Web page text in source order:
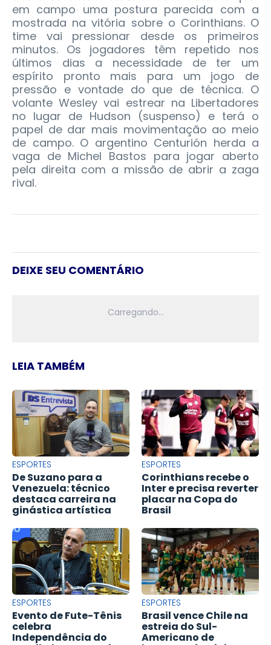
em campo uma postura parecida com a
mostrada na vitória sobre o Corinthians. O
time vai pressionar desde os primeiros
minutos. Os jogadores têm repetido nos
últimos dias a necessidade de ter um
espírito pronto mais para um jogo de
pressão e vontade do que de técnica. O
volante Wesley vai estrear na Libertadores
no lugar de Hudson (suspenso) e terá o
papel de dar mais movimentação ao meio
de campo. O argentino Centurión herda a
vaga de Michel Bastos para jogar aberto
pela direita com a missão de abrir a zaga
rival.
DEIXE SEU COMENTÁRIO
LEIA TAMBÉM
ESPORTES
De Suzano para a
Venezuela: técnico
destaca carreira na
ginástica artística
ESPORTES
Corinthians recebe o
Inter e precisa reverter
placar na Copa do
Brasil
ESPORTES
Evento de Fute-Tênis
celebra
Independência do
ESPORTES
Brasil vence Chile na
estreia do Sul-
Americano de